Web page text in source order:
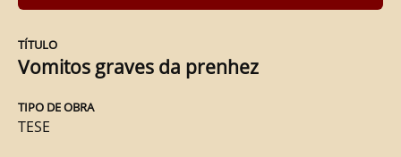
TÍTULO
Vomitos graves da prenhez
TIPO DE OBRA
TESE